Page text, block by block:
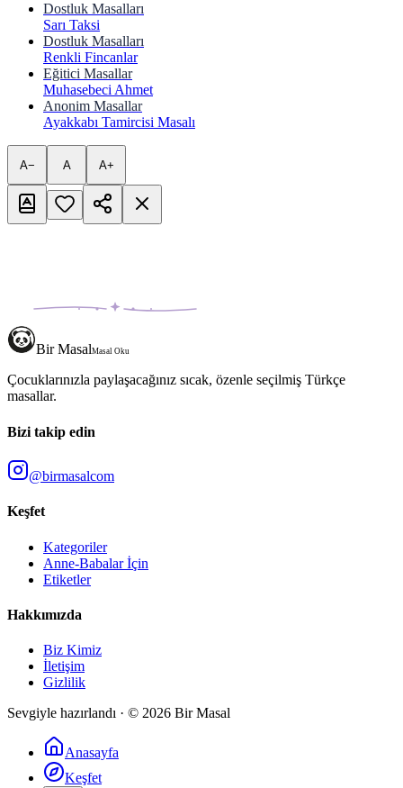
Dostluk Masalları
Sarı Taksi
Dostluk Masalları
Renkli Fincanlar
Eğitici Masallar
Muhasebeci Ahmet
Anonim Masallar
Ayakkabı Tamircisi Masalı
A− A A+
Bir MasalMasal Oku
Çocuklarınızla paylaşacağınız sıcak, özenle seçilmiş Türkçe
masallar.
Bizi takip edin
@birmasalcom
Keşfet
Kategoriler
Anne-Babalar İçin
Etiketler
Hakkımızda
Biz Kimiz
İletişim
Gizlilik
Sevgiyle hazırlandı · © 2026 Bir Masal
Anasayfa
Keşfet